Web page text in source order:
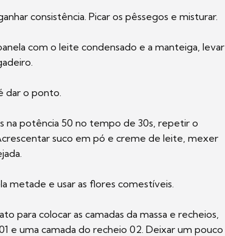
consistência. Picar os pêssegos e misturar.
com o leite condensado e a manteiga, levar
dar o ponto.
potência 50 no tempo de 30s, repetir o
suco em pó e creme de leite, mexer
metade e usar as flores comestíveis.
para colocar as camadas da massa e recheios,
e uma camada do recheio 02. Deixar um pouco